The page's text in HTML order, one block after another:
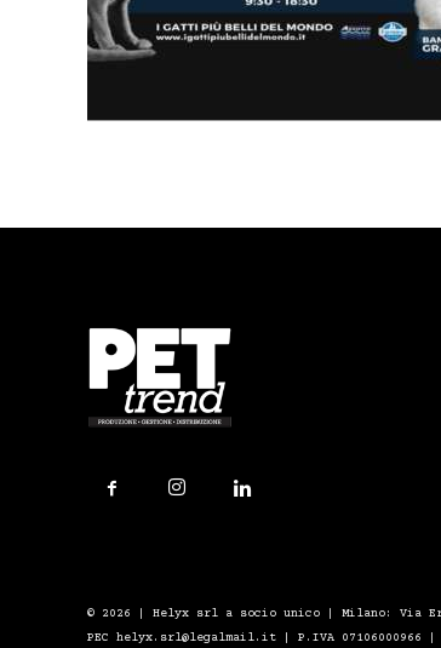
© 2026 | Helyx srl a socio unico | Milano: Via
PEC helyx.srl@legalmail.it | P.IVA